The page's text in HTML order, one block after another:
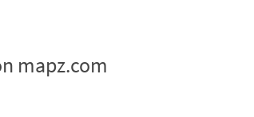
mapz.com